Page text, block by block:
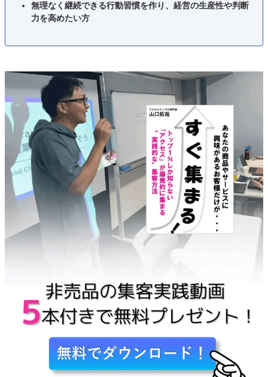
無理なく継続できる行動習慣を作り、経営の生産性や判断
力を高めたい方